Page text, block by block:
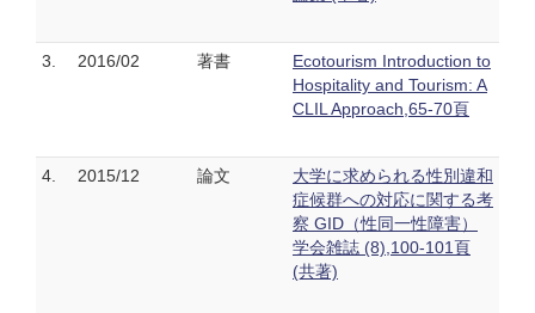
3. 2016/02 著書
Ecotourism Introduction to
Hospitality and Tourism: A
CLIL Approach,65-70頁
4. 2015/12 論文
大学に求められる性別違和
症候群への対応に関する考
察 GID（性同一性障害）
学会雑誌 (8),100-101頁
(共著)